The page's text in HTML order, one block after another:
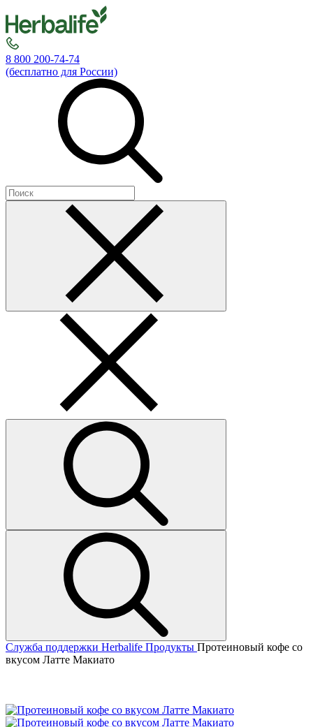
8 800 200-74-74
(бесплатно для России)
Служба поддержки Herbalife Продукты Протеиновый кофе со
вкусом Латте Макиато